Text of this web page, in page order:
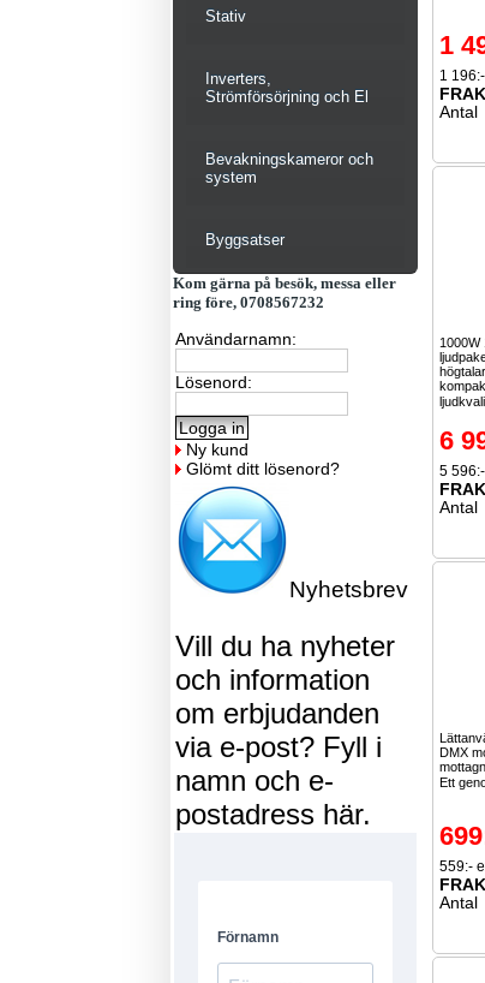
Stativ
Inverters,
Strömförsörjning och El
Bevakningskameror och
system
Byggsatser
Kom gärna på besök, messa eller
ring före, 0708567232
Användarnamn:
Lösenord:
Ny kund
Glömt ditt lösenord?
Nyhetsbrev
Vill du ha nyheter
och information
om erbjudanden
via e-post? Fyll i
namn och e-
postadress här.
1
1
Antal
1000W
6
5
Antal
DMX
Ett
559:-
Antal